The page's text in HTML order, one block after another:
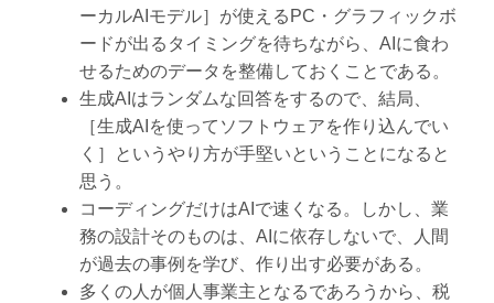
ーカルAIモデル］が使えるPC・グラフィックボ
ードが出るタイミングを待ちながら、AIに食わ
せるためのデータを整備しておくことである。
生成AIはランダムな回答をするので、結局、
［生成AIを使ってソフトウェアを作り込んでい
く］というやり方が手堅いということになると
思う。
コーディングだけはAIで速くなる。しかし、業
務の設計そのものは、AIに依存しないで、人間
が過去の事例を学び、作り出す必要がある。
多くの人が個人事業主となるであろうから、税